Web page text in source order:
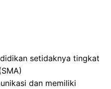
setidaknya tingkat
dan memiliki